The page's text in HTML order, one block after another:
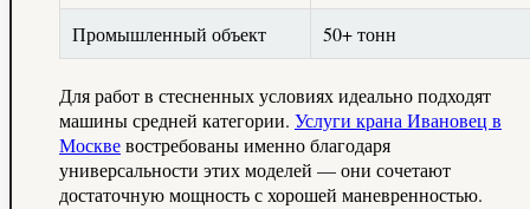
Промышленный объект 50+ тонн
Для работ в стесненных условиях идеально подходят
машины средней категории. Услуги крана Ивановец в
Москвевостребованы именно благодаря
универсальности этих моделей — они сочетают
достаточную мощность с хорошей маневренностью.